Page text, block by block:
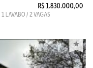
R$ 1.830.000,00
LAVABO / 2 VAGAS